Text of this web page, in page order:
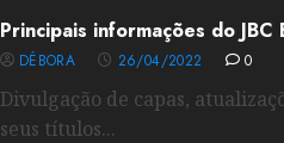
Principais informações do JBC
DÉBORA 26/04/2022 0
Divulgação de capas,
seus títulos...